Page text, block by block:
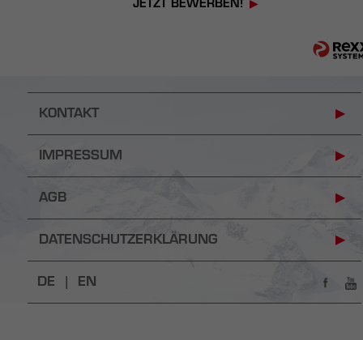
JETZT BEWERBEN!
KONTAKT
IMPRESSUM
AGB
DATENSCHUTZERKLÄRUNG
DE | EN